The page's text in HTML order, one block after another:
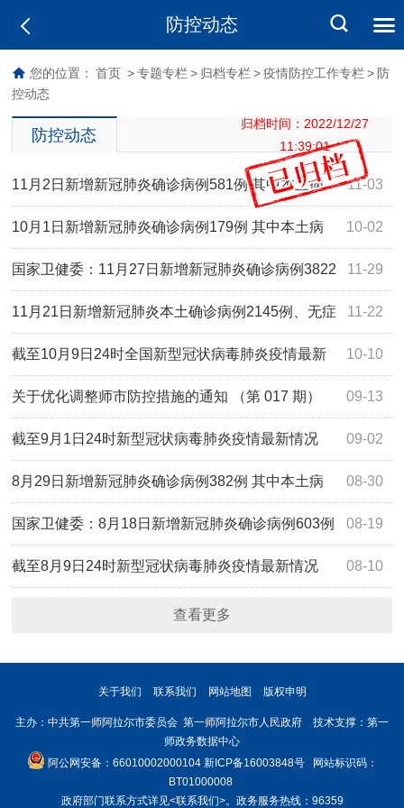
防控动态
您的位置： 首页 > 专题专栏 > 归档专栏 > 疫情防控工作专栏 > 防
控动态
归档时间：2022/12/27
11:39:01
防控动态
11-03
11月2日新增新冠肺炎确诊病例581例 其中本土病
例531例 10-02
10月1日新增新冠肺炎确诊病例179例 其中本土病
例116例 11-29
国家卫健委：11月27日新增新冠肺炎确诊病例3822
例 其中本土病例3748例 11-22
11月21日新增新冠肺炎本土确诊病例2145例、无症
状感染者25754例 10-10
截至10月9日24时全国新型冠状病毒肺炎疫情最新
情况 09-13
关于优化调整师市防控措施的通知 （第 017 期）
09-02
截至9月1日24时新型冠状病毒肺炎疫情最新情况
08-30
8月29日新增新冠肺炎确诊病例382例 其中本土病
例349例 08-19
国家卫健委：8月18日新增新冠肺炎确诊病例603例
其中本土病例559例 08-10
截至8月9日24时新型冠状病毒肺炎疫情最新情况
查看更多
关于我们 联系我们 网站地图 版权申明
主办：中共第一师阿拉尔市委员会 第一师阿拉尔市人民政府 技术支撑：第一
师政务数据中心
阿公网安备：66010002000104 新ICP备16003848号网站标识码：
BT01000008
政府部门联系方式详见<联系我们>。政务服务热线：96359